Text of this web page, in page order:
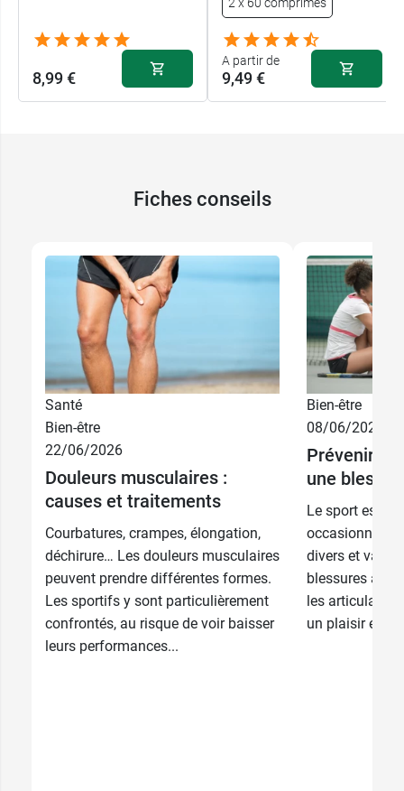
8,99 €
A partir de
9,49 €
9,49 €
2 x 60
16,89 €
Fiches conseils
Santé
Bien-être
22/06/2026
Douleurs musculaires :
causes et traitements
Courbatures, crampes, élongation,
déchirure… Les douleurs musculaires
peuvent prendre différentes formes.
Les sportifs y sont particulièrement
confrontés, au risque de voir baisser
leurs performances...
Bien-être
08/06/2026
Prévenir,
une
Le sport est
occasionner
divers et
blessures
les
un plaisir et